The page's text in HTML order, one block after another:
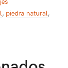
, piedra natural,